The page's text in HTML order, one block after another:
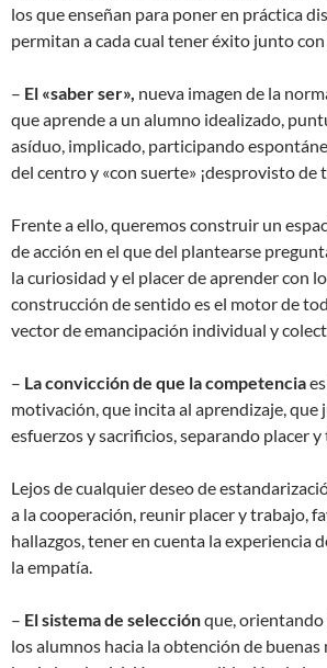
los que enseñan para poner en práctica
permitan a cada cual tener éxito junto
– El «saber ser», nueva imagen de la
que aprende a un alumno idealizado,
asíduo, implicado, participando
del centro y «con suerte» ¡desprovisto
Frente a ello, queremos construir un
de acción en el que del plantearse
la curiosidad y el placer de aprender con
construcción de sentido es el motor de
vector de emancipación individual y
– La convicción de que la competencia
motivación, que incita al aprendizaje, que
esfuerzos y sacrificios, separando placer
Lejos de cualquier deseo de
a la cooperación, reunir placer y trabajo,
hallazgos, tener en cuenta la experiencia
la empatía.
– El sistema de selecciónque, orientando
los alumnos hacia la obtención de buenas